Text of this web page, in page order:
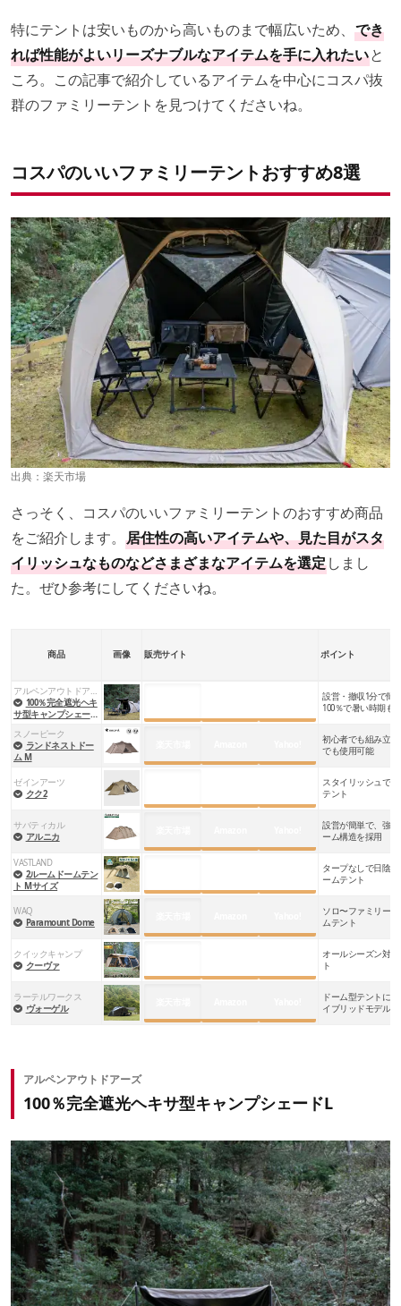
特にテントは安いものから高いものまで幅広いため、 でき
れば性能がよいリーズナブルなアイテムを手に入れたいと
ころ。この記事で紹介しているアイテムを中心にコスパ抜
群のファミリーテントを見つけてくださいね。
コスパのいいファミリーテントおすすめ8選
出典： 楽天市場
さっそく、コスパのいいファミリーテントのおすすめ商品
をご紹介します。 居住性の高いアイテムや、見た目がスタ
イリッシュなものなどさまざまなアイテムを選定しまし
た。ぜひ参考にしてくださいね。
商品 画像 販売サイト ポイント
アルペンアウトドアーズ
100％完全遮光ヘキ
サ型キャンプシェード
設営・撤収1分で簡
100％で暑い時期も
スノーピーク
ランドネストドー
ム M
初心者でも組み立
でも使用可能
ゼインアーツ
クク2
スタイリッシュで
テント
サバティカル
アルニカ
設営が簡単で、強
ーム構造を採用
VASTLAND
2ルームドームテン
ト Mサイズ
タープなしで日陰
ームテント
WAQ
Paramount Dome
ソロ〜ファミリー
ムテント
クイックキャンプ
クーヴァ
オールシーズン対
ト
ラーテルワークス
ヴォーゲル
ドーム型テントに
イブリッドモデル
アルペンアウトドアーズ
100％完全遮光ヘキサ型キャンプシェードL